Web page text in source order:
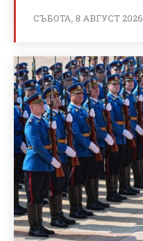
СЪБОТА, 8 АВГУСТ 2026